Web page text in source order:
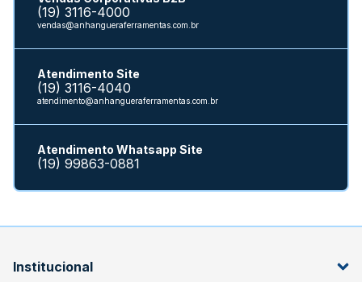
(19) 3116-4000
vendas@anhangueraferramentas.com.br
Atendimento Site
(19) 3116-4040
atendimento@anhangueraferramentas.com.br
Atendimento Whatsapp Site
(19) 99863-0881
Institucional